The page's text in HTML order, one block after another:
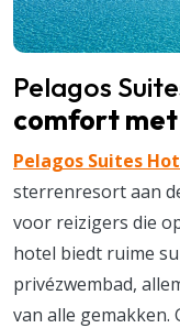
Pelagos
comfort
Pelagos Suites
sterrenresort aan
voor reizigers die
hotel biedt ruime
privézwembad,
van alle gemakken.